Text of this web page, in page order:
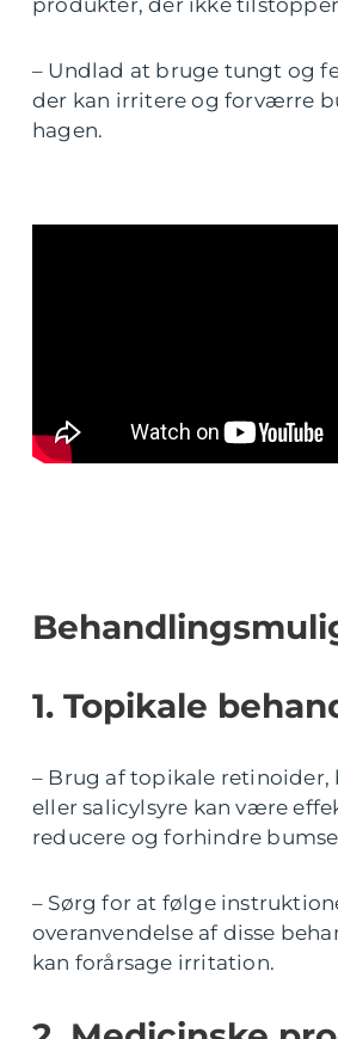
produkter, der ikke
– Undlad at bruge tungt og
der kan irritere og forværre
hagen.
1. Topikale
– Brug af topikale retinoider,
eller salicylsyre kan være
reducere og forhindre
– Sørg for at følge
overanvendelse af disse
kan forårsage irritation.